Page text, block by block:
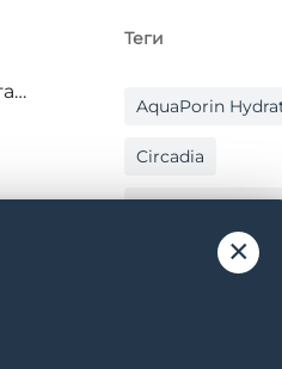
Теги
AquaPorin
Circadia
Cleansing Gel
Lipid Replacing
Myo-Cyte Plus
×